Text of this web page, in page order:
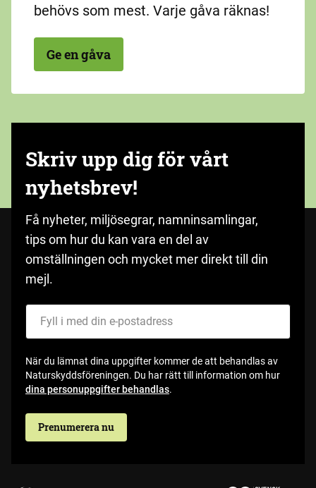
behövs som mest. Varje gåva räknas!
Ge en gåva
Skriv upp dig för vårt
nyhetsbrev!
Få nyheter, miljösegrar, namninsamlingar,
tips om hur du kan vara en del av
omställningen och mycket mer direkt till din
mejl.
När du lämnat dina uppgifter kommer de att behandlas av
Naturskyddsföreningen. Du har rätt till information om hur
dina personuppgifter behandlas.
Prenumerera nu